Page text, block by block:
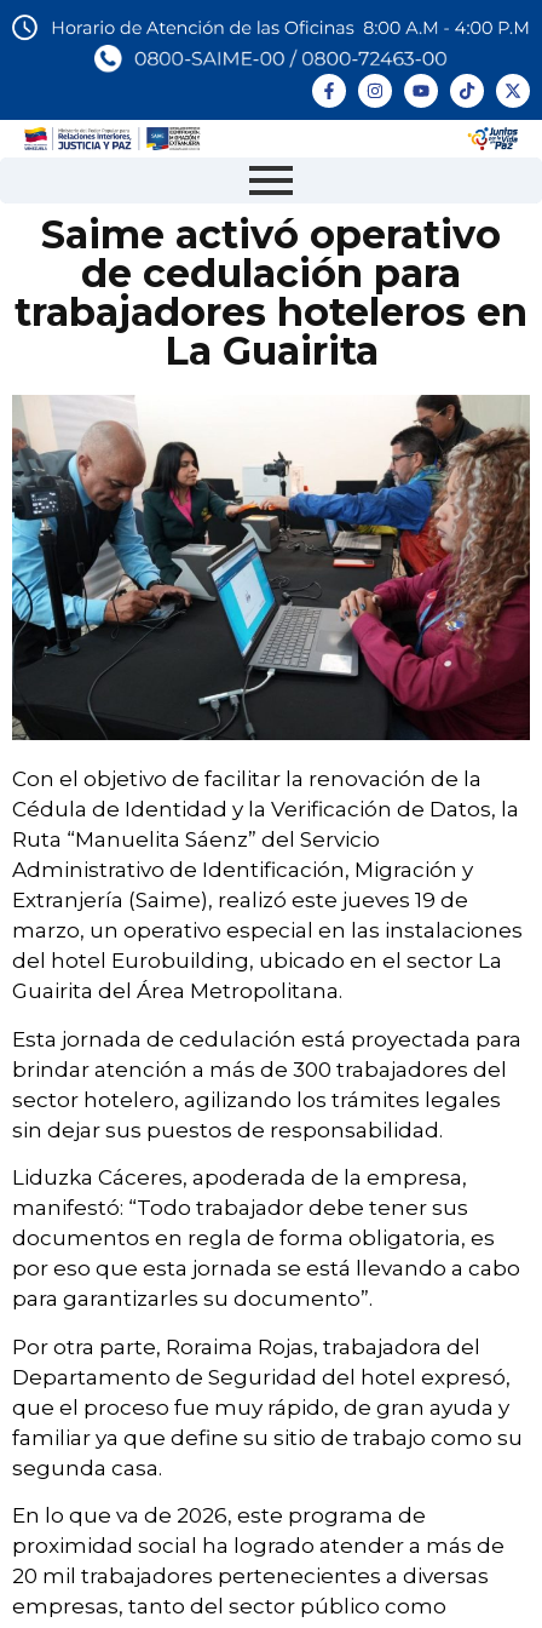
Saime activó operativo
de cedulación para
trabajadores hoteleros en
La Guairita
Con el objetivo de facilitar la renovación de la
Cédula de Identidad y la Verificación de Datos, la
Ruta “Manuelita Sáenz” del Servicio
Administrativo de Identificación, Migración y
Extranjería (Saime), realizó este jueves 19 de
marzo, un operativo especial en las instalaciones
del hotel Eurobuilding, ubicado en el sector La
Guairita del Área Metropolitana.
Esta jornada de cedulación está proyectada para
brindar atención a más de 300 trabajadores del
sector hotelero, agilizando los trámites legales
sin dejar sus puestos de responsabilidad.
Liduzka Cáceres, apoderada de la empresa,
manifestó: “Todo trabajador debe tener sus
documentos en regla de forma obligatoria, es
por eso que esta jornada se está llevando a cabo
para garantizarles su documento”.
Por otra parte, Roraima Rojas, trabajadora del
Departamento de Seguridad del hotel expresó,
que el proceso fue muy rápido, de gran ayuda y
familiar ya que define su sitio de trabajo como su
segunda casa.
En lo que va de 2026, este programa de
proximidad social ha logrado atender a más de
20 mil trabajadores pertenecientes a diversas
empresas, tanto del sector público como